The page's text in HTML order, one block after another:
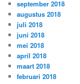
september 2018
augustus 2018
juli 2018
juni 2018
mei 2018
april 2018
maart 2018
februari 2018